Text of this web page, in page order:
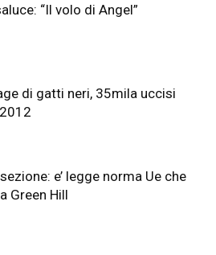
“Il volo di Angel”
di gatti neri, 35mila uccisi
e’ legge norma Ue che
Green Hill